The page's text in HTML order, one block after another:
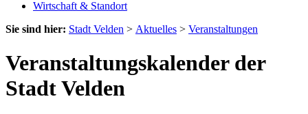
Wirtschaft & Standort
Sie sind hier: Stadt Velden > Aktuelles > Veranstaltungen
Veranstaltungskalender der
Stadt Velden